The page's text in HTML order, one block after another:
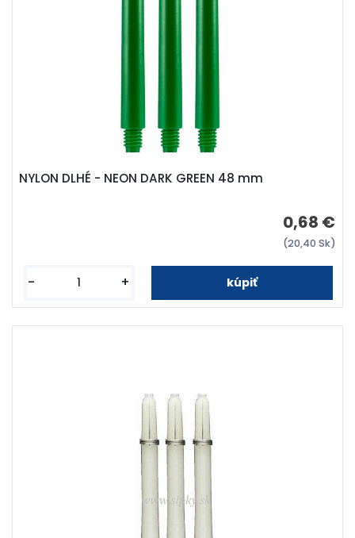
NYLON DLHÉ - NEON DARK GREEN 48 mm
0,68 €
(20,40 Sk)
- +